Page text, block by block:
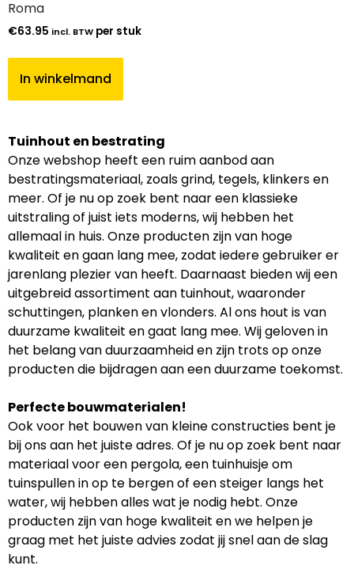
Roma
€63.95 incl. BTW per stuk
In winkelmand
Tuinhout en bestrating
Onze webshop heeft een ruim aanbod aan
bestratingsmateriaal, zoals grind, tegels, klinkers en
meer. Of je nu op zoek bent naar een klassieke
uitstraling of juist iets moderns, wij hebben het
allemaal in huis. Onze producten zijn van hoge
kwaliteit en gaan lang mee, zodat iedere gebruiker er
jarenlang plezier van heeft. Daarnaast bieden wij een
uitgebreid assortiment aan tuinhout, waaronder
schuttingen, planken en vlonders. Al ons hout is van
duurzame kwaliteit en gaat lang mee. Wij geloven in
het belang van duurzaamheid en zijn trots op onze
producten die bijdragen aan een duurzame toekomst.
Perfecte bouwmaterialen!
Ook voor het bouwen van kleine constructies bent je
bij ons aan het juiste adres. Of je nu op zoek bent naar
materiaal voor een pergola, een tuinhuisje om
tuinspullen in op te bergen of een steiger langs het
water, wij hebben alles wat je nodig hebt. Onze
producten zijn van hoge kwaliteit en we helpen je
graag met het juiste advies zodat jij snel aan de slag
kunt.